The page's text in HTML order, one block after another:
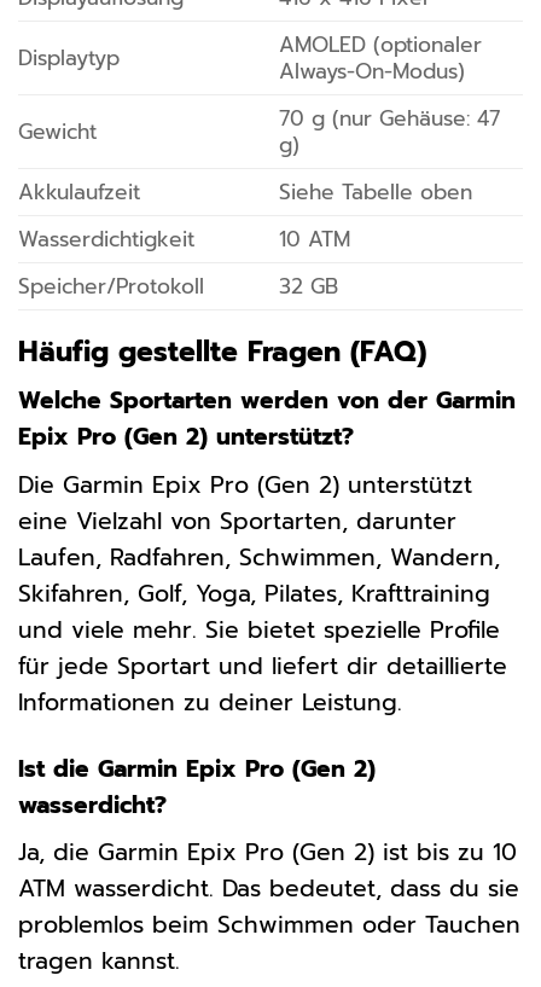
Displaytyp
AMOLED (optionaler
Always-On-Modus)
Gewicht
70 g (nur Gehäuse: 47
g)
Akkulaufzeit
Siehe Tabelle oben
Wasserdichtigkeit
10 ATM
Speicher/Protokoll
32 GB
Häufig gestellte Fragen (FAQ)
Welche Sportarten werden von der Garmin
Epix Pro (Gen 2) unterstützt?
Die Garmin Epix Pro (Gen 2) unterstützt
eine Vielzahl von Sportarten, darunter
Laufen, Radfahren, Schwimmen, Wandern,
Skifahren, Golf, Yoga, Pilates, Krafttraining
und viele mehr. Sie bietet spezielle Profile
für jede Sportart und liefert dir detaillierte
Informationen zu deiner Leistung.
Ist die Garmin Epix Pro (Gen 2)
wasserdicht?
Ja, die Garmin Epix Pro (Gen 2) ist bis zu 10
ATM wasserdicht. Das bedeutet, dass du sie
problemlos beim Schwimmen oder Tauchen
tragen kannst.